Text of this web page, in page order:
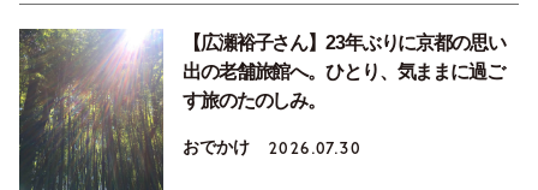
【広瀬裕子さん】23年ぶりに京都の思い
出の老舗旅館へ。ひとり、気ままに過ご
す旅のたのしみ。
おでかけ 2026.07.30